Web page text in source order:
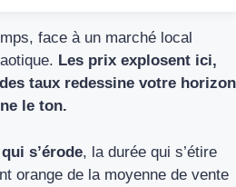
face à un marché local
Les prix explosent ici,
taux redessine votre horizon
le ton.
s’érode, la durée qui s’étire
orange de la moyenne de vente